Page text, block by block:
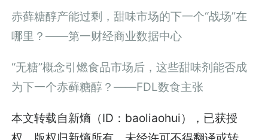
赤藓糖醇产能过剩，甜味市场的下一个“战场”在
哪里？——第一财经商业数据中心
“无糖”概念引燃食品市场后，这些甜味剂能否成
为下一个赤藓糖醇？——FDL数食主张
本文转载自新熵（ID：baoliaohui），已获授